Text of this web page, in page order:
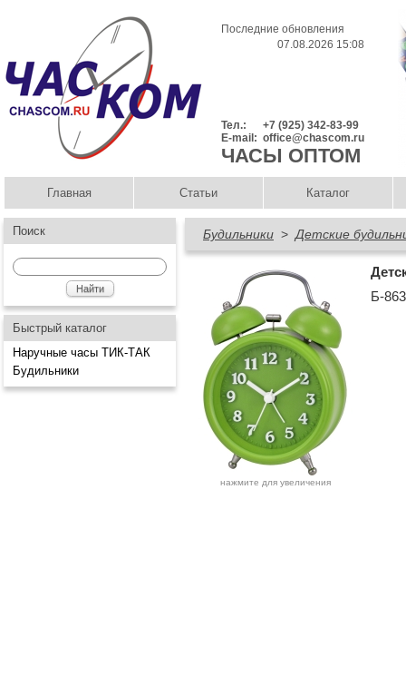
Последние обновления
07.08.2026 15:08
Тел.:
+7 (925) 342-83-99
E-mail: office@chascom.ru
ЧАСЫ ОПТОМ
Главная Статьи Каталог
Поиск
Быстрый каталог
Наручные часы ТИК-ТАК
Будильники
Будильники > Детские
нажмите для увеличения
Б-